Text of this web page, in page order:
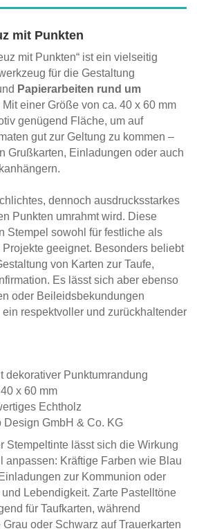
mit Punkten
mit Punkten“ ist ein vielseitig
für die Gestaltung
Papierarbeiten rund um
Mit einer Größe von ca. 40 x 60 mm
genügend Fläche, um auf
gut zur Geltung zu kommen –
Grußkarten, Einladungen oder auch
dennoch ausdrucksstarkes
Punkten umrahmt wird. Diese
Stempel sowohl für festliche als
geeignet. Besonders beliebt
von Karten zur Taufe,
Es lässt sich aber ebenso
oder Beileidsbekundungen
respektvoller und zurückhaltender
dekorativer Punktumrandung
x 60 mm
Echtholz
Design GmbH & Co. KG
Stempeltinte lässt sich die Wirkung
anpassen: Kräftige Farben wie Blau
zur Kommunion oder
Lebendigkeit. Zarte Pastelltöne
für Taufkarten, während
oder Schwarz auf Trauerkarten